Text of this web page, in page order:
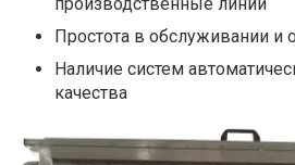
Простота в обслуживании и
Наличие систем
качества